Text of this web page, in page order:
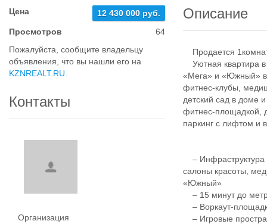
Цена
12 430 000 руб.
Просмотров
64
Пожалуйста, сообщите владельцу
объявления, что вы нашли его на
KZNREALT.RU
Контакты
Организация
Описание
Продается
Уютная квартира
«Мега» и «Южный» в
фитнес-клубы,
детский сад в доме
фитнес-площадкой,
паркинг с лифтом и
– Инфраструктура
салоны красоты,
«Южный»
– 15 минут до
– Воркаут-
– Игровые